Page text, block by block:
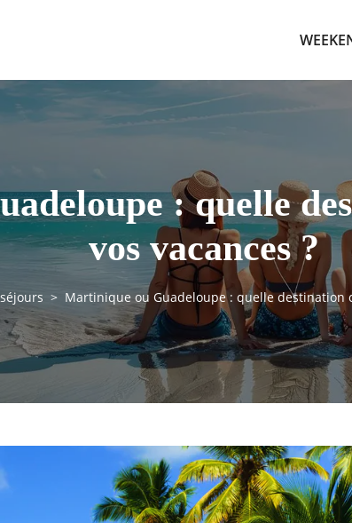
: quelle
vos vacances ?
Martinique ou Guadeloupe : quelle destination